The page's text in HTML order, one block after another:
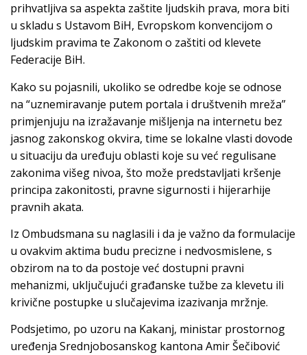
prihvatljiva sa aspekta zaštite ljudskih prava, mora biti
u skladu s Ustavom BiH, Evropskom konvencijom o
ljudskim pravima te Zakonom o zaštiti od klevete
Federacije BiH.
Kako su pojasnili, ukoliko se odredbe koje se odnose
na “uznemiravanje putem portala i društvenih mreža”
primjenjuju na izražavanje mišljenja na internetu bez
jasnog zakonskog okvira, time se lokalne vlasti dovode
u situaciju da uređuju oblasti koje su već regulisane
zakonima višeg nivoa, što može predstavljati kršenje
principa zakonitosti, pravne sigurnosti i hijerarhije
pravnih akata.
Iz Ombudsmana su naglasili i da je važno da formulacije
u ovakvim aktima budu precizne i nedvosmislene, s
obzirom na to da postoje već dostupni pravni
mehanizmi, uključujući građanske tužbe za klevetu ili
krivične postupke u slučajevima izazivanja mržnje.
Podsjetimo, po uzoru na Kakanj, ministar prostornog
uređenja Srednjobosanskog kantona Amir Šečibović